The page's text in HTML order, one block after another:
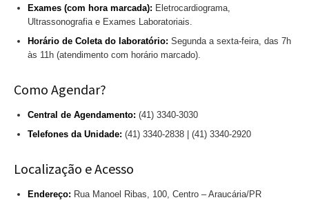
Exames (com hora marcada): Eletrocardiograma,
Ultrassonografia e Exames Laboratoriais.
Horário de Coleta do laboratório: Segunda a sexta-feira, das 7h
às 11h (atendimento com horário marcado).
Como Agendar?
Central de Agendamento: (41) 3340-3030
Telefones da Unidade: (41) 3340-2838 | (41) 3340-2920
Localização e Acesso
Endereço: Rua Manoel Ribas, 100, Centro – Araucária/PR